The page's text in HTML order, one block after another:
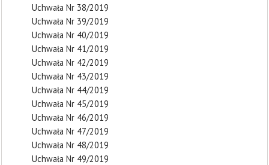
Uchwała Nr 38/2019
Uchwała Nr 39/2019
Uchwała Nr 40/2019
Uchwała Nr 41/2019
Uchwała Nr 42/2019
Uchwała Nr 43/2019
Uchwała Nr 44/2019
Uchwała Nr 45/2019
Uchwała Nr 46/2019
Uchwała Nr 47/2019
Uchwała Nr 48/2019
Uchwała Nr 49/2019